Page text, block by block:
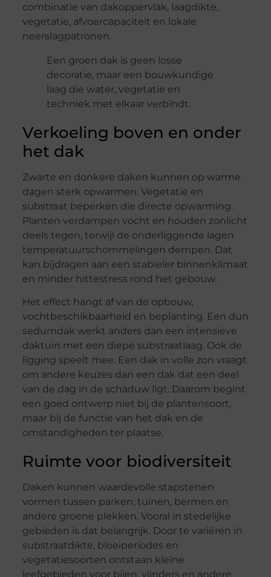
combinatie van dakoppervlak, laagdikte,
vegetatie, afvoercapaciteit en lokale
neerslagpatronen.
Een groen dak is geen losse
decoratie, maar een bouwkundige
laag die water, vegetatie en
techniek met elkaar verbindt.
Verkoeling boven en onder
het dak
Zwarte en donkere daken kunnen op warme
dagen sterk opwarmen. Vegetatie en
substraat beperken die directe opwarming.
Planten verdampen vocht en houden zonlicht
deels tegen, terwijl de onderliggende lagen
temperatuurschommelingen dempen. Dat
kan bijdragen aan een stabieler binnenklimaat
en minder hittestress rond het gebouw.
Het effect hangt af van de opbouw,
vochtbeschikbaarheid en beplanting. Een dun
sedumdak werkt anders dan een intensieve
daktuin met een diepe substraatlaag. Ook de
ligging speelt mee. Een dak in volle zon vraagt
om andere keuzes dan een dak dat een deel
van de dag in de schaduw ligt. Daarom begint
een goed ontwerp niet bij de plantensoort,
maar bij de functie van het dak en de
omstandigheden ter plaatse.
Ruimte voor biodiversiteit
Daken kunnen waardevolle stapstenen
vormen tussen parken, tuinen, bermen en
andere groene plekken. Vooral in stedelijke
gebieden is dat belangrijk. Door te variëren in
substraatdikte, bloeiperiodes en
vegetatiesoorten ontstaan kleine
leefgebieden voor bijen, vlinders en andere